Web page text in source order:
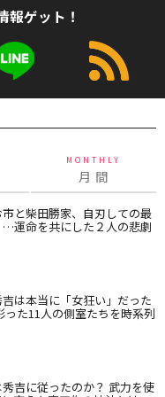
報ゲット！
MONTHLY
月 間
市と柴田勝家、自刃しての最
運命を共にした２人の悲劇
吉は本当に「女狂い」だった
った11人の側室たちを時系列
吉に従ったのか？ 武力を使